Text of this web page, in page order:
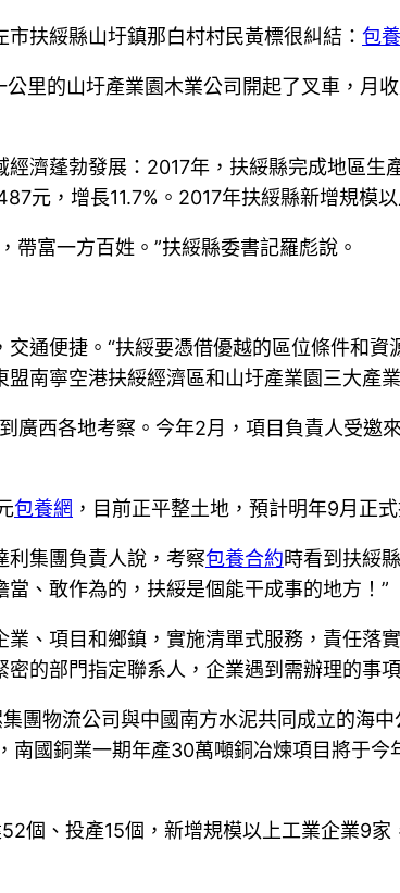
扶綏縣山圩鎮那白村村民黃標很糾結： 包
里的山圩產業園木業公司開起了叉車，月
經濟蓬勃發展：2017年，扶綏縣完成地區
元，增長11.7%。2017年扶綏縣新增規模
帶富一方百姓。”扶綏縣委書記羅彪說。
通便捷。“扶綏要憑借優越的區位條件和資
南寧空港扶綏經濟區和山圩產業園三大產
廣西各地考察。今年2月，項目負責人受邀
包養網 ，目前正平整土地，預計明年9月正式
利集團負責人說，考察包養合約時看到扶綏
、敢作為的，扶綏是個能干成事的地方！”
、項目和鄉鎮，實施清單式服務，責任落
的部門指定聯系人，企業遇到需辦理的事
團物流公司與中國南方水泥共同成立的海
國銅業一期年產30萬噸銅冶煉項目將于今
個、投產15個，新增規模以上工業企業9家